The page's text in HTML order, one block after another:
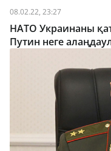
08.02.22, 23:27
НАТО Украинаны
Путин неге